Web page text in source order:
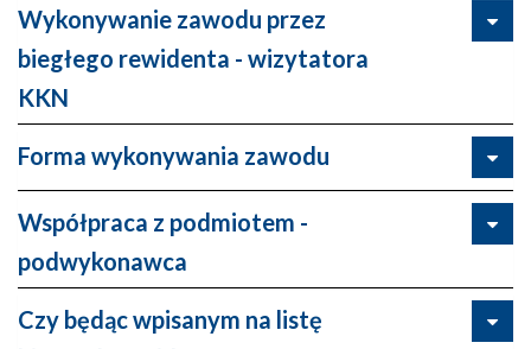
Wykonywanie zawodu przez
biegłego rewidenta - wizytatora
KKN
Forma wykonywania zawodu
Współpraca z podmiotem -
podwykonawca
Czy będąc wpisanym na listę